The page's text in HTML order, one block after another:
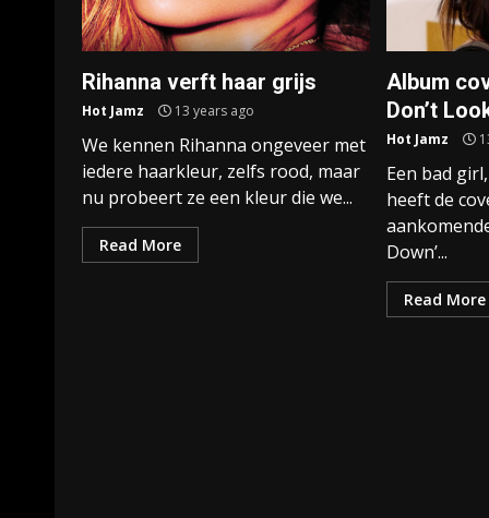
Rihanna verft haar grijs
Hot Jamz 13 years ago
We kennen Rihanna ongeveer met
iedere haarkleur, zelfs rood, maar
nu probeert ze een kleur die we...
Read More
Album
Don’t
Hot Jamz
Een bad
heeft de
Down’...
Read More